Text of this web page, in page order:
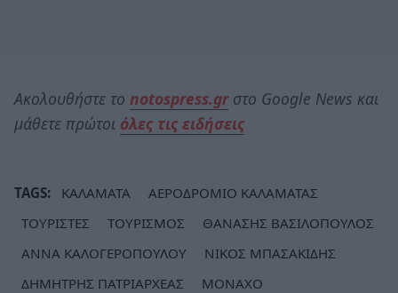
Ακολουθήστε το notospress.grστο Google News και
μάθετε πρώτοι όλες τις ειδήσεις
TAGS: ΚΑΛΑΜΑΤΑ
ΑΕΡΟΔΡΟΜΙΟ ΚΑΛΑΜΑΤΑΣ
ΤΟΥΡΙΣΤΕΣ
ΤΟΥΡΙΣΜΟΣ
ΘΑΝΑΣΗΣ ΒΑΣΙΛΟΠΟΥΛΟΣ
ΑΝΝΑ ΚΑΛΟΓΕΡΟΠΟΥΛΟΥ
ΝΙΚΟΣ ΜΠΑΣΑΚΙΔΗΣ
ΔΗΜΗΤΡΗΣ ΠΑΤΡΙΑΡΧΕΑΣ
ΜΟΝΑΧΟ